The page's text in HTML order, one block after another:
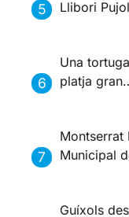
Llibori Pujol
Una
platja
Montserrat
Municipal
Guíxols